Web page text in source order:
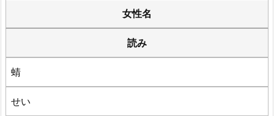
女性名
読み
蜻
せい